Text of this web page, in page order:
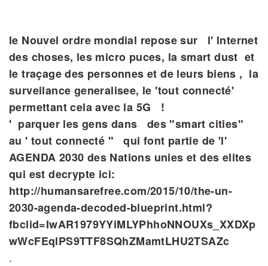
le Nouvel ordre mondial repose sur l' lnternet
des choses, les micro puces, la smart dust et
le traçage des personnes et de leurs biens , la
surveilance generalisee, le 'tout connecté'
permettant cela avec la 5G !
' parquer les gens dans des "smart cities"
au ' tout connecté " qui font partie de 'l'
AGENDA 2030 des Nations unies et des elites
qui est decrypte ici:
http://humansarefree.com/2015/10/the-un-
2030-agenda-decoded-blueprint.html?
fbclid=IwAR1979YYiMLYPhhoNNOUXs_XXDXp
wWcFEqlPS9TTF8SQhZMamtLHU2TSAZc
.